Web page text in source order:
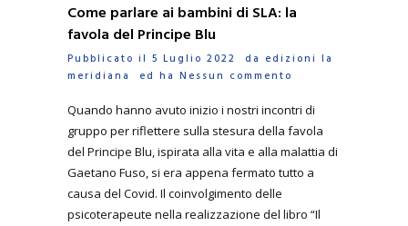
Come parlare ai bambini di SLA: la
favola del Principe Blu
Pubblicato il 5 Luglio 2022 da edizioni la
meridiana
ed ha Nessun commento
Quando hanno avuto inizio i nostri incontri di
gruppo per riflettere sulla stesura della favola
del Principe Blu, ispirata alla vita e alla malattia di
Gaetano Fuso, si era appena fermato tutto a
causa del Covid. Il coinvolgimento delle
psicoterapeute nella realizzazione del libro “Il